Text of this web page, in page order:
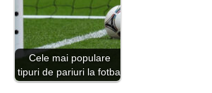
Cele mai populare
tipuri de pariuri la fotbal